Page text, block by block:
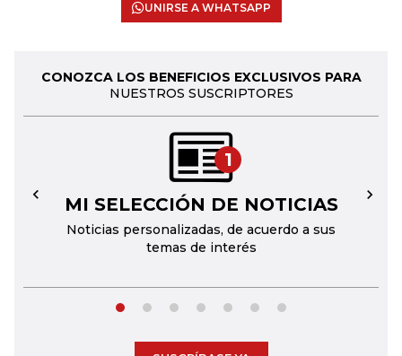
UNIRSE A WHATSAPP
CONOZCA LOS BENEFICIOS EXCLUSIVOS PARA
NUESTROS SUSCRIPTORES
1
MI SELECCIÓN DE NOTICIAS
Noticias personalizadas, de acuerdo a sus
temas de interés
← →